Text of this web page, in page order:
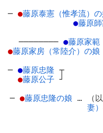
─ ●藤原泰憲（惟孝流）
●藤原
──────── ●藤原家範
●藤原家房（常陸介）の娘
─ ●藤原忠隆 ┬
●藤原公子 ┘
─ ●藤原忠隆の娘 … （
妻）